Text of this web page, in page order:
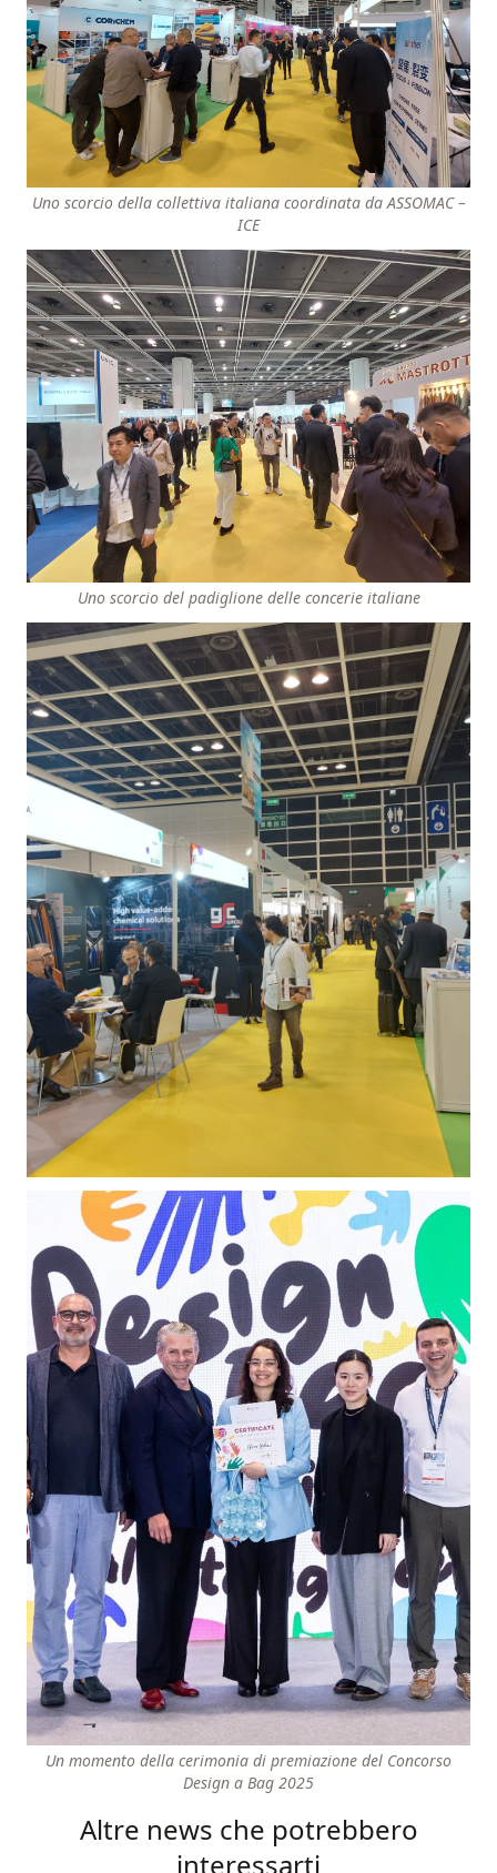
Uno scorcio della collettiva italiana coordinata da ASSOMAC –
ICE
Uno scorcio del padiglione delle concerie italiane
Un momento della cerimonia di premiazione del Concorso
Design a Bag 2025
Altre news che potrebbero
interessarti